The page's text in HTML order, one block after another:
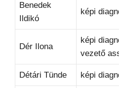
Benedek
Ildikó
képi
Dér Ilona
képi
vezető
Détári Tünde képi